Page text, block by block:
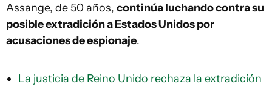
Assange, de 50 años, continúa luchando contra su
posible extradición a Estados Unidos por
acusaciones de espionaje.
La justicia de Reino Unido rechaza la extradición